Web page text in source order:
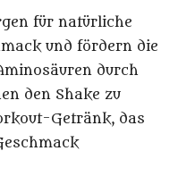
für natürliche
und fördern die
durch
den Shake zu
Getränk, das